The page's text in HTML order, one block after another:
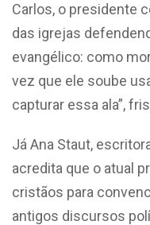
Carlos, o presidente
das igrejas
evangélico: como
vez que ele soube
capturar essa ala”,
Já Ana Staut,
acredita que o atual
cristãos para
antigos discursos